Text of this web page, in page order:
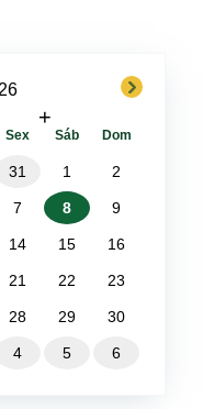
+
next
Sex Sáb Dom
31 1 2
7 8 9
14 15 16
21 22 23
28 29 30
4 5 6